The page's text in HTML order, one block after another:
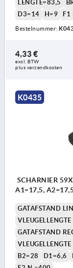
LENGTE=83,5
D3=14
H=9 F1
Bestelnummer:
4,33 €
excl. BTW
plus verzendkosten
K0435
SCHARNIER
A1=17,5,
GATAFSTAND
GATAFSTAND
B2=28
D1=6,6